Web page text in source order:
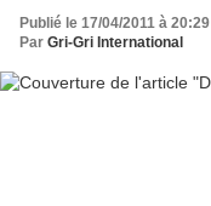
Publié le 17/04/2011 à 20:29
Par Gri-Gri International